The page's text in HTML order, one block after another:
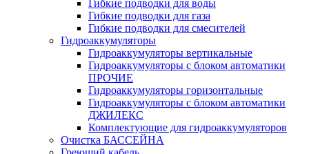
Гибкие подводки для воды
Гибкие подводки для газа
Гибкие подводки для смесителей
Гидроаккумуляторы
Гидроаккумуляторы вертикальные
Гидроаккумуляторы с блоком автоматики
ПРОЧИЕ
Гидроаккумуляторы горизонтальные
Гидроаккумуляторы с блоком автоматики
ДЖИЛЕКС
Комплектующие для гидроаккумуляторов
Очистка БАССЕЙНА